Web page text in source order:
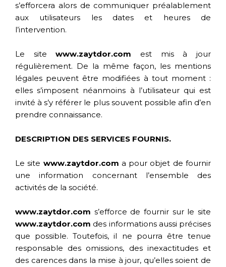
s’efforcera alors de communiquer préalablement
aux utilisateurs les dates et heures de
l’intervention.
Le sitewww.zaytdor.com
est mis à jour
régulièrement. De la même façon, les mentions
légales peuvent être modifiées à tout moment :
elles s’imposent néanmoins à l’utilisateur qui est
invité à s’y référer le plus souvent possible afin d’en
prendre connaissance.
DESCRIPTION DES SERVICES FOURNIS.
Le site www.zaytdor.com a pour objet de fournir
une information concernant l’ensemble des
activités de la société.
www.zaytdor.com s’efforce de fournir sur le site
www.zaytdor.com des informations aussi précises
que possible. Toutefois, il ne pourra être tenue
responsable des omissions, des inexactitudes et
des carences dans la mise à jour, qu’elles soient de